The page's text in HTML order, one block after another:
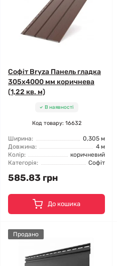
Софіт Bryza Панель гладка
305х4000 мм коричнева
(1,22 кв. м)
В наявності
Код товару: 16632
Ширина:
0,305 м
Довжина:
4 м
Колір:
коричневий
Категорія:
Софіт
585.83 грн
До кошика
Продано